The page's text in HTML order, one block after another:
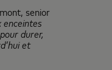
senior
enceintes
durer,
et